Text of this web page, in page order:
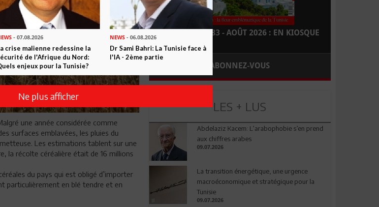
une année considérée comme
surfaces emblavées, les pluies du
Les estimations tablent sur une
la récolte céréalière était de 16 millions
du pays qui est obligé d’importer
particulièrement en blé tendre et en
LEADERS N° 183 - AOÛT 2026 : EN KIOSQUE
ABONNEZ-VOUS
LES + LUS
Abdelaziz Kacem: L’arabophobie s’en prend
aux chiffres arabes
09.07.2026
La transition énergétique, une urgence
macroéconomique et stratégique pour la
Tunisie
09.07.2026
- 07.08.2026
crise malienne redessine la
de l'Afrique du Nord:
enjeux pour la Tunisie?
NEWS- 06.08.2026
Dr Sami Bahri: La Tunisie face à
l'IA - 2ème partie
Ne plus afficher